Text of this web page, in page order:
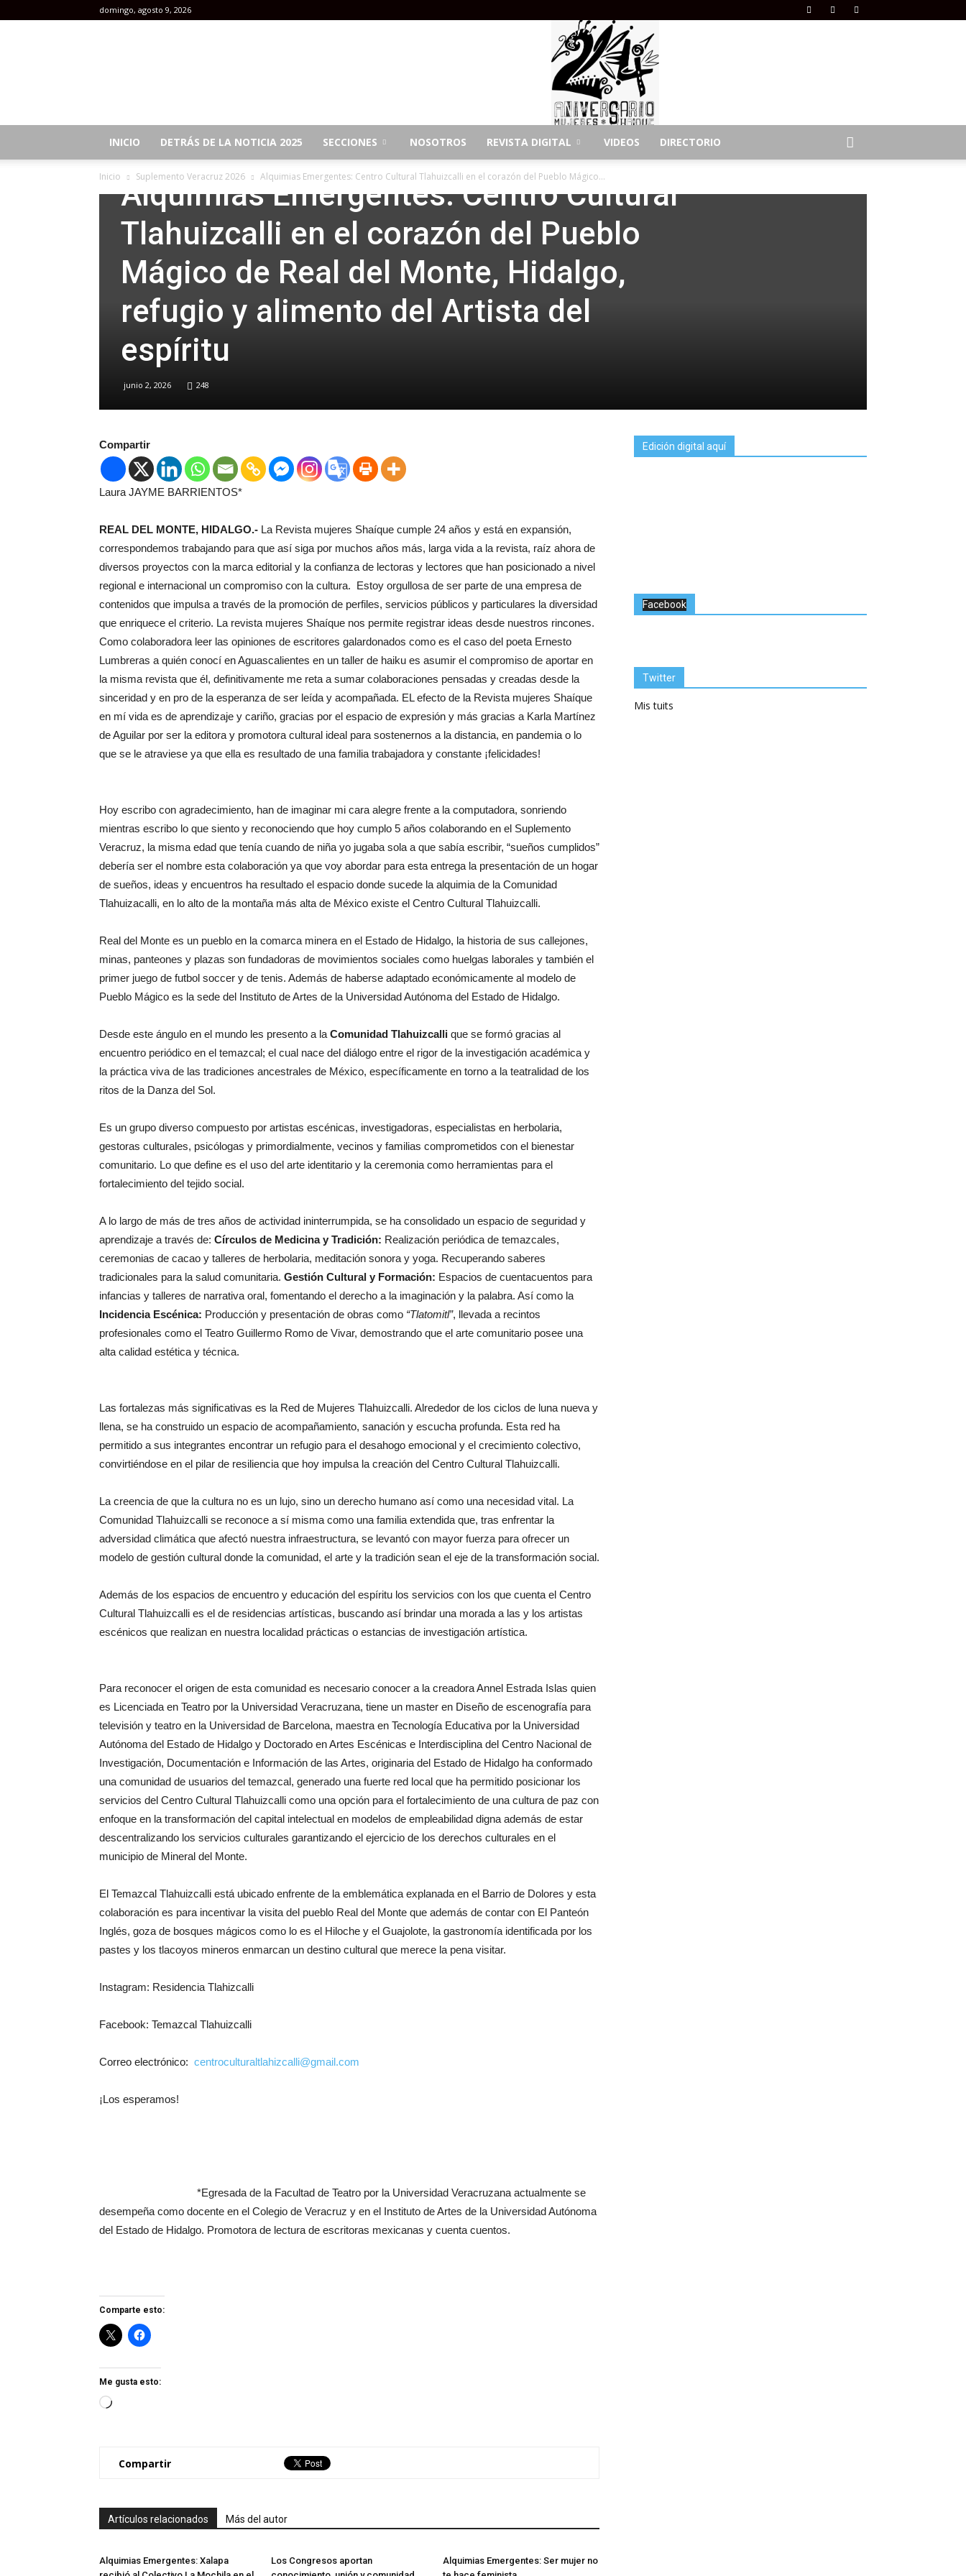
domingo, agosto 9, 2026
INICIO DETRÁS DE LA NOTICIA 2025 SECCIONES NOSOTROS REVISTA DIGITAL VIDEOS DIRECTORIO
Inicio Suplemento Veracruz 2026 Alquimias Emergentes: Centro Cultural Tlahuizcalli en el corazón del Pueblo Mágico...
Suplemento Veracruz 2026
Alquimias Emergentes: Centro Cultural
Tlahuizcalli en el corazón del Pueblo
Mágico de Real del Monte, Hidalgo,
refugio y alimento del Artista del
espíritu
junio 2, 2026 248
Compartir
Laura JAYME BARRIENTOS*
REAL DEL MONTE, HIDALGO.- La Revista mujeres Shaíque cumple 24 años y está en expansión,
correspondemos trabajando para que así siga por muchos años más, larga vida a la revista, raíz ahora de
diversos proyectos con la marca editorial y la confianza de lectoras y lectores que han posicionado a nivel
regional e internacional un compromiso con la cultura. Estoy orgullosa de ser parte de una empresa de
contenidos que impulsa a través de la promoción de perfiles, servicios públicos y particulares la diversidad
que enriquece el criterio. La revista mujeres Shaíque nos permite registrar ideas desde nuestros rincones.
Como colaboradora leer las opiniones de escritores galardonados como es el caso del poeta Ernesto
Lumbreras a quién conocí en Aguascalientes en un taller de haiku es asumir el compromiso de aportar en
la misma revista que él, definitivamente me reta a sumar colaboraciones pensadas y creadas desde la
sinceridad y en pro de la esperanza de ser leída y acompañada. EL efecto de la Revista mujeres Shaíque
en mí vida es de aprendizaje y cariño, gracias por el espacio de expresión y más gracias a Karla Martínez
de Aguilar por ser la editora y promotora cultural ideal para sostenernos a la distancia, en pandemia o lo
que se le atraviese ya que ella es resultado de una familia trabajadora y constante ¡felicidades!
Hoy escribo con agradecimiento, han de imaginar mi cara alegre frente a la computadora, sonriendo
mientras escribo lo que siento y reconociendo que hoy cumplo 5 años colaborando en el Suplemento
Veracruz, la misma edad que tenía cuando de niña yo jugaba sola a que sabía escribir, “sueños cumplidos”
debería ser el nombre esta colaboración ya que voy abordar para esta entrega la presentación de un hogar
de sueños, ideas y encuentros ha resultado el espacio donde sucede la alquimia de la Comunidad
Tlahuizacalli, en lo alto de la montaña más alta de México existe el Centro Cultural Tlahuizcalli.
Real del Monte es un pueblo en la comarca minera en el Estado de Hidalgo, la historia de sus callejones,
minas, panteones y plazas son fundadoras de movimientos sociales como huelgas laborales y también el
primer juego de futbol soccer y de tenis. Además de haberse adaptado económicamente al modelo de
Pueblo Mágico es la sede del Instituto de Artes de la Universidad Autónoma del Estado de Hidalgo.
Desde este ángulo en el mundo les presento a la Comunidad Tlahuizcalli que se formó gracias al
encuentro periódico en el temazcal; el cual nace del diálogo entre el rigor de la investigación académica y
la práctica viva de las tradiciones ancestrales de México, específicamente en torno a la teatralidad de los
ritos de la Danza del Sol.
Es un grupo diverso compuesto por artistas escénicas, investigadoras, especialistas en herbolaria,
gestoras culturales, psicólogas y primordialmente, vecinos y familias comprometidos con el bienestar
comunitario. Lo que define es el uso del arte identitario y la ceremonia como herramientas para el
fortalecimiento del tejido social.
A lo largo de más de tres años de actividad ininterrumpida, se ha consolidado un espacio de seguridad y
aprendizaje a través de: Círculos de Medicina y Tradición: Realización periódica de temazcales,
ceremonias de cacao y talleres de herbolaria, meditación sonora y yoga. Recuperando saberes
tradicionales para la salud comunitaria. Gestión Cultural y Formación: Espacios de cuentacuentos para
infancias y talleres de narrativa oral, fomentando el derecho a la imaginación y la palabra. Así como la
Incidencia Escénica: Producción y presentación de obras como “Tlatomitl”, llevada a recintos
profesionales como el Teatro Guillermo Romo de Vivar, demostrando que el arte comunitario posee una
alta calidad estética y técnica.
Las fortalezas más significativas es la Red de Mujeres Tlahuizcalli. Alrededor de los ciclos de luna nueva y
llena, se ha construido un espacio de acompañamiento, sanación y escucha profunda. Esta red ha
permitido a sus integrantes encontrar un refugio para el desahogo emocional y el crecimiento colectivo,
convirtiéndose en el pilar de resiliencia que hoy impulsa la creación del Centro Cultural Tlahuizcalli.
La creencia de que la cultura no es un lujo, sino un derecho humano así como una necesidad vital. La
Comunidad Tlahuizcalli se reconoce a sí misma como una familia extendida que, tras enfrentar la
adversidad climática que afectó nuestra infraestructura, se levantó con mayor fuerza para ofrecer un
modelo de gestión cultural donde la comunidad, el arte y la tradición sean el eje de la transformación social.
Además de los espacios de encuentro y educación del espíritu los servicios con los que cuenta el Centro
Cultural Tlahuizcalli es el de residencias artísticas, buscando así brindar una morada a las y los artistas
escénicos que realizan en nuestra localidad prácticas o estancias de investigación artística.
Para reconocer el origen de esta comunidad es necesario conocer a la creadora Annel Estrada Islas quien
es Licenciada en Teatro por la Universidad Veracruzana, tiene un master en Diseño de escenografía para
televisión y teatro en la Universidad de Barcelona, maestra en Tecnología Educativa por la Universidad
Autónoma del Estado de Hidalgo y Doctorado en Artes Escénicas e Interdisciplina del Centro Nacional de
Investigación, Documentación e Información de las Artes, originaria del Estado de Hidalgo ha conformado
una comunidad de usuarios del temazcal, generado una fuerte red local que ha permitido posicionar los
servicios del Centro Cultural Tlahuizcalli como una opción para el fortalecimiento de una cultura de paz con
enfoque en la transformación del capital intelectual en modelos de empleabilidad digna además de estar
descentralizando los servicios culturales garantizando el ejercicio de los derechos culturales en el
municipio de Mineral del Monte.
El Temazcal Tlahuizcalli está ubicado enfrente de la emblemática explanada en el Barrio de Dolores y esta
colaboración es para incentivar la visita del pueblo Real del Monte que además de contar con El Panteón
Inglés, goza de bosques mágicos como lo es el Hiloche y el Guajolote, la gastronomía identificada por los
pastes y los tlacoyos mineros enmarcan un destino cultural que merece la pena visitar.
Instagram: Residencia Tlahizcalli
Facebook: Temazcal Tlahuizcalli
Correo electrónico: centroculturaltlahizcalli@gmail.com
¡Los esperamos!
*Egresada de la Facultad de Teatro por la Universidad Veracruzana actualmente se
desempeña como docente en el Colegio de Veracruz y en el Instituto de Artes de la Universidad Autónoma
del Estado de Hidalgo. Promotora de lectura de escritoras mexicanas y cuenta cuentos.
Comparte esto:
Me gusta esto:
Loading…
Compartir
Artículos relacionados Más del autor
Alquimias Emergentes: Xalapa
Los Congresos aportan
Alquimias Emergentes: Ser mujer no
Edición digital aquí
Facebook
Twitter
Mis tuits